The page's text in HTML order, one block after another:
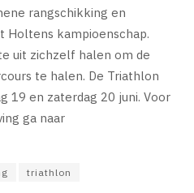
rangschikking en
Holtens kampioenschap.
uit zichzelf halen om de
te halen. De Triathlon
19 en zaterdag 20 juni. Voor
ga naar
triathlon